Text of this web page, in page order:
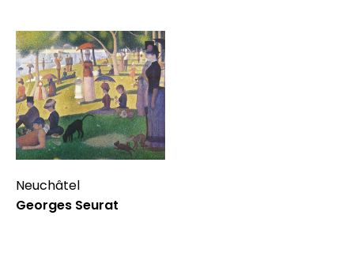
Neuchâtel
Georges Seurat